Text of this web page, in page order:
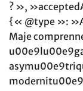
? »,
{« @type »:
Maje